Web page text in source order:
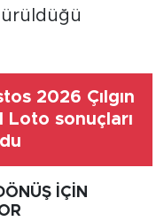
2026 Çılgın
Loto sonuçları
İÇİN